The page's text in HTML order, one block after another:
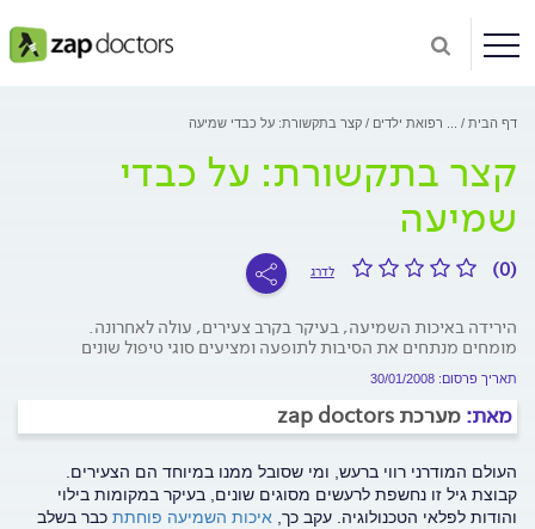
דף הבית רפואת ילדים קצר בתקשורת: על כבדי שמיעה
קצר בתקשורת: על כבדי
שמיעה
(0) לדרג
הירידה באיכות השמיעה, בעיקר בקרב צעירים, עולה לאחרונה.
מומחים מנתחים את הסיבות לתופעה ומציעים סוגי טיפול שונים
תאריך פרסום: 30/01/2008
מאת: מערכת zap doctors
העולם המודרני רווי ברעש, ומי שסובל ממנו במיוחד הם הצעירים.
קבוצת גיל זו נחשפת לרעשים מסוגים שונים, בעיקר במקומות בילוי
והודות לפלאי הטכנולוגיה. עקב כך, איכות השמיעה פוחתת כבר בשלב